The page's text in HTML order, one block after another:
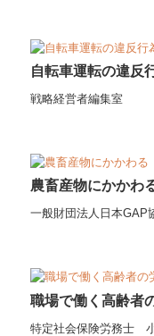
自転車運転の違反
戦略経営者編集室
農畜産物にかかわ
一般財団法人日本
職場で働く高齢者
特定社会保険労務士